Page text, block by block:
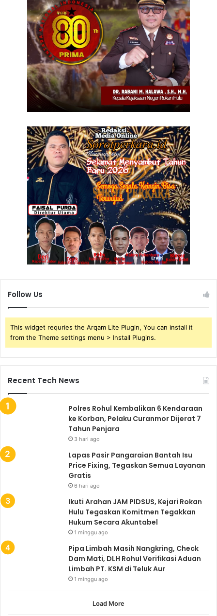
Follow Us
This widget requries the Arqam Lite Plugin, You can install it
from the Theme settings menu > Install Plugins.
Recent Tech News
Polres Rohul Kembalikan 6 Kendaraan
ke Korban, Pelaku Curanmor Dijerat 7
Tahun Penjara
3 hari ago
Lapas Pasir Pangaraian Bantah Isu
Price Fixing, Tegaskan Semua Layanan
Gratis
6 hari ago
Ikuti Arahan JAM PIDSUS, Kejari Rokan
Hulu Tegaskan Komitmen Tegakkan
Hukum Secara Akuntabel
1 minggu ago
Pipa Limbah Masih Nangkring, Check
Dam Mati, DLH Rohul Verifikasi Aduan
Limbah PT. KSM di Teluk Aur
1 minggu ago
Load More